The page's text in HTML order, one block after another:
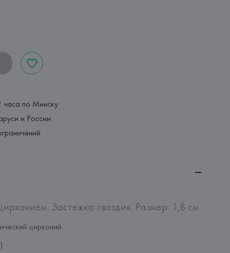
часа по Минску
и России
Застежка-гвоздик. Размер: 1,8 см.
цирконий